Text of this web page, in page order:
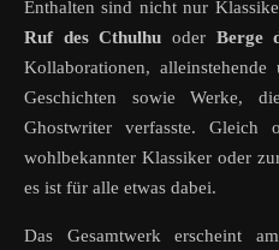
Enthalten sind nicht nur
Ruf des Cthulhu oder Berge
Kollaborationen,
Geschichten sowie Werke,
Ghostwriter verfasste. Gleich
wohlbekannter Klassiker oder
es ist für alle etwas dabei.
Das Gesamtwerk erscheint